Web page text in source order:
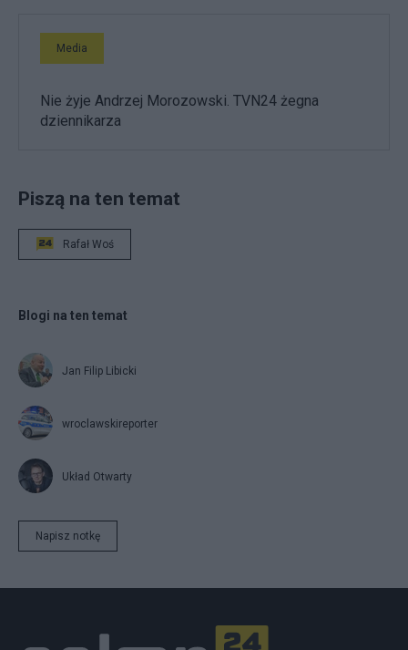
Media
Nie żyje Andrzej Morozowski. TVN24 żegna
dziennikarza
Piszą na ten temat
Rafał Woś
Blogi na ten temat
Jan Filip Libicki
wroclawskireporter
Układ Otwarty
Napisz notkę